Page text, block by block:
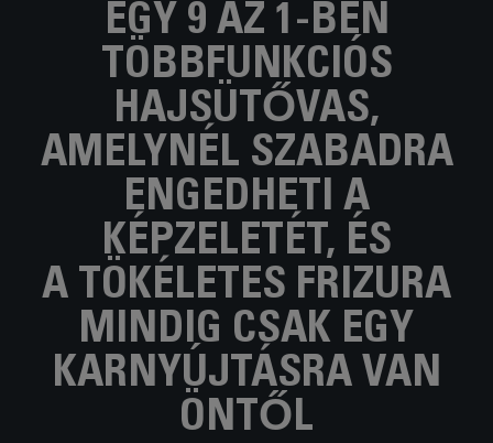
EGY 9 AZ 1-BEN
TÖBBFUNKCIÓS
HAJSÜTŐVAS,
AMELYNÉL SZABADRA
ENGEDHETI A
KÉPZELETÉT, ÉS
A TÖKÉLETES FRIZURA
MINDIG CSAK EGY
KARNYÚJTÁSRA VAN
ÖNTŐL